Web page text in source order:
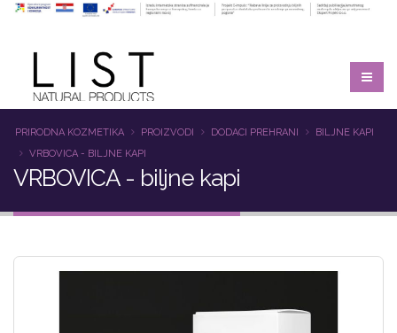
PRIRODNA KOZMETIKA PROIZVODI DODACI PREHRANI
BILJNE KAPI
VRBOVICA - BILJNE KAPI
VRBOVICA - biljne kapi